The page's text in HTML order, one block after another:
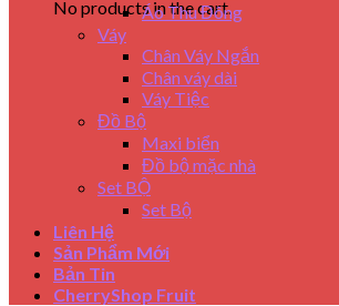
No products in the cart.
Áo Thu Đông
Váy
Chân Váy Ngắn
Chân váy dài
Váy Tiệc
Đồ Bộ
Maxi biển
Đồ bộ mặc nhà
Set BỘ
Set Bộ
Liên Hệ
Sản Phẩm Mới
Bản Tin
CherryShop Fruit